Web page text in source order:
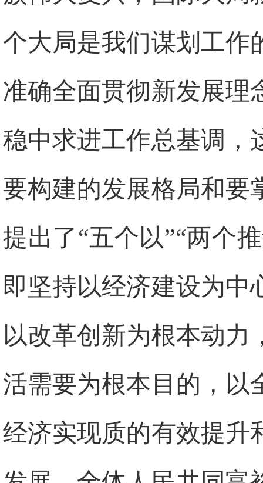
个大局是我们谋划工作
准确全面贯彻新发展理
稳中求进工作总基调，
要构建的发展格局和要
提出了“五个以”“两个
即坚持以经济建设为中
以改革创新为根本动力
活需要为根本目的，以
经济实现质的有效提升